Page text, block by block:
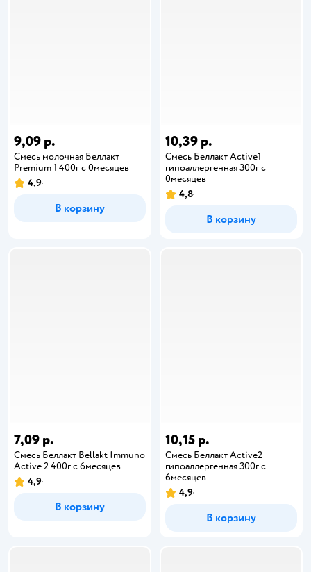
9,09 р.
Смесь молочная Беллакт
Premium 1 400г с 0месяцев
4,9
В корзину
10,39 р.
Смесь Беллакт Active1
гипоаллергенная 300г с
0месяцев
4,8
В корзину
7,09 р.
Смесь Беллакт Bellakt Immuno
Active 2 400г с 6месяцев
4,9
В корзину
10,15 р.
Смесь Беллакт Active2
гипоаллергенная 300г с
6месяцев
4,9
В корзину